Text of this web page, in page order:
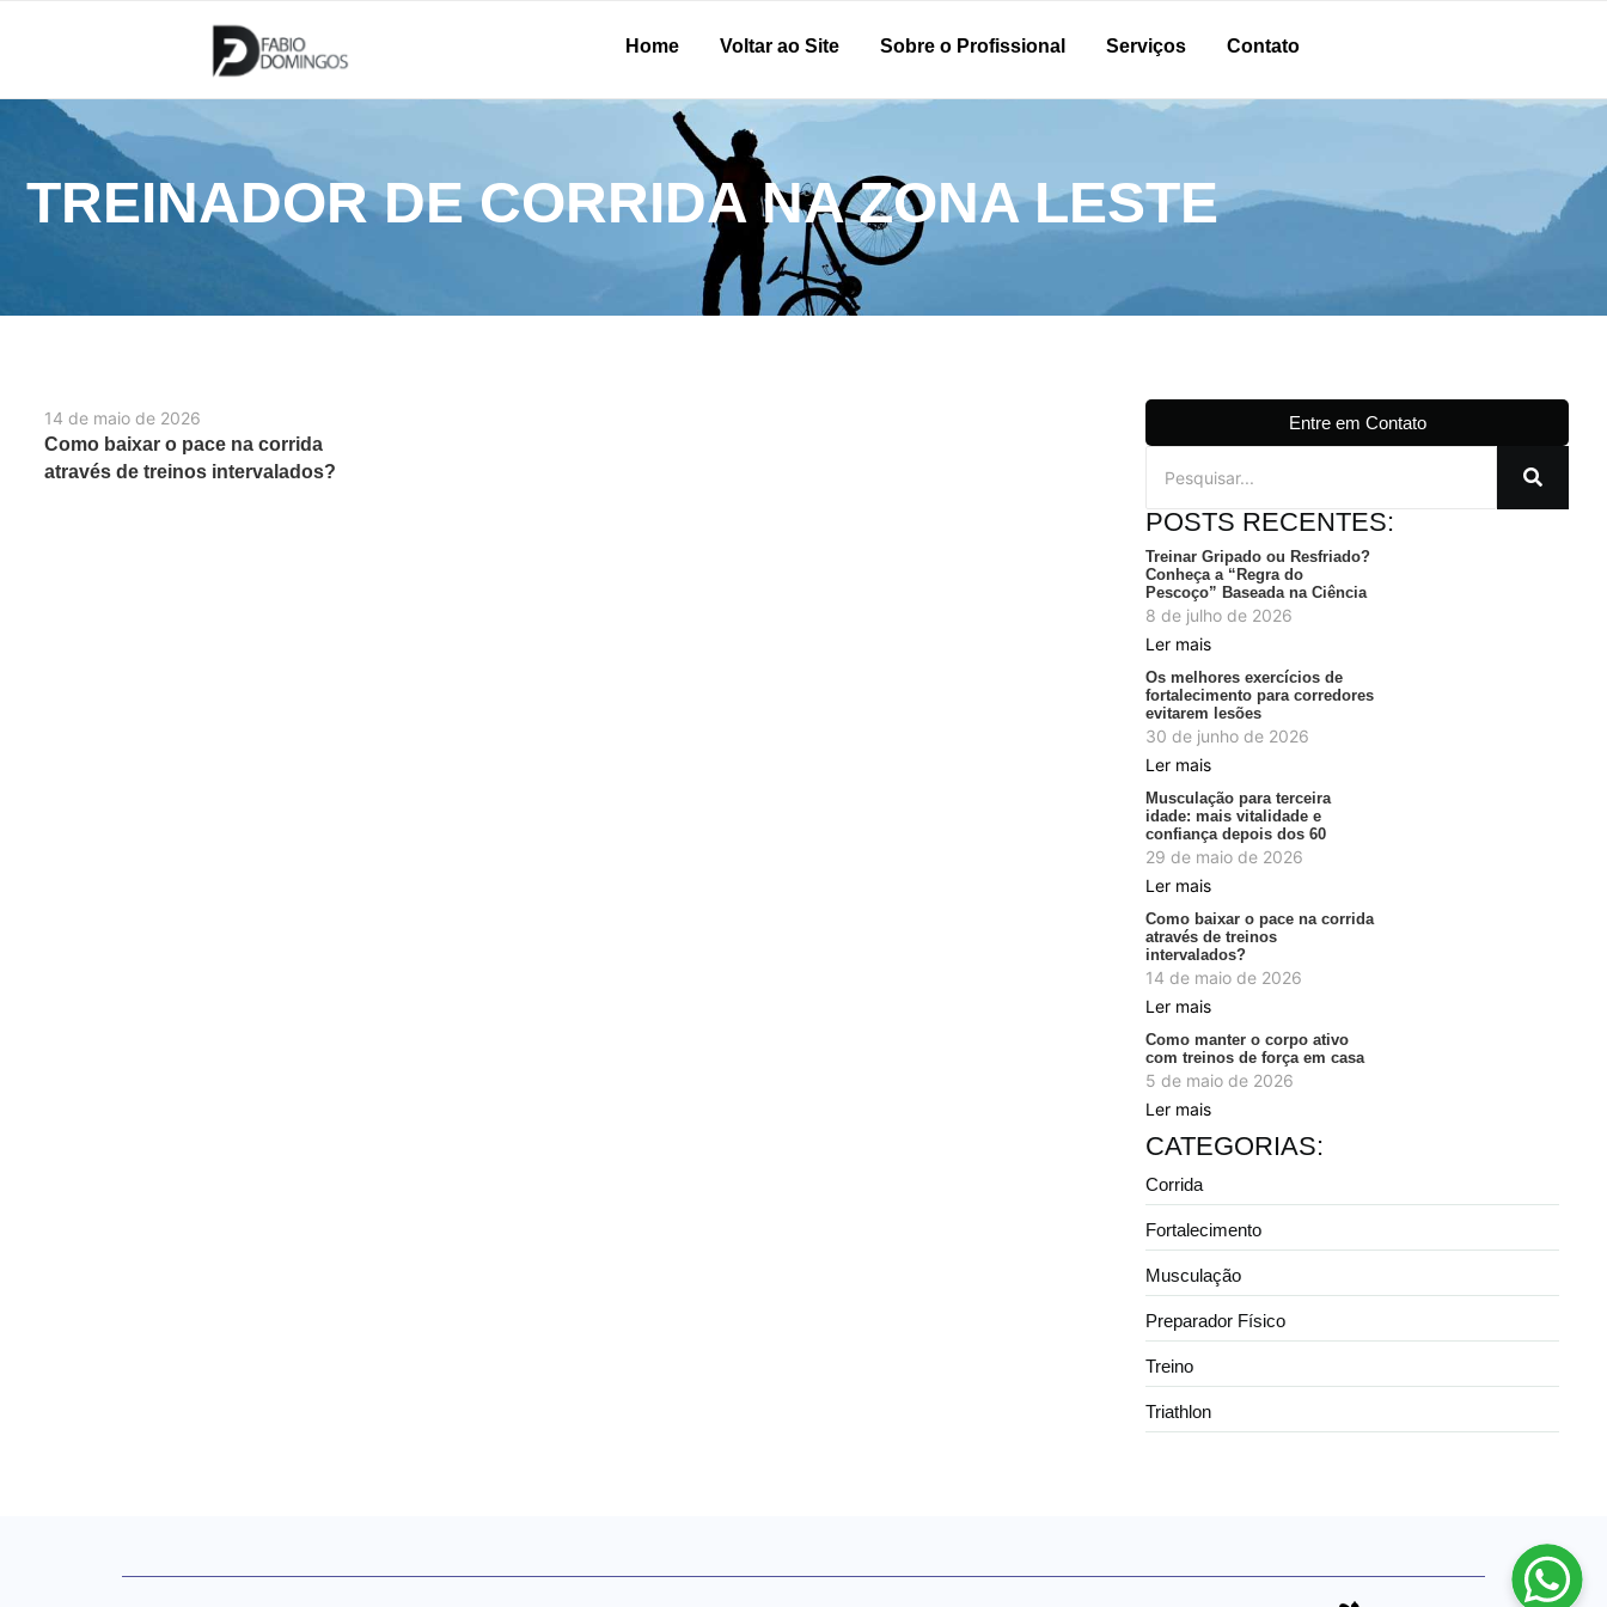
Home Voltar ao Site Sobre o Profissional Serviços Contato
TREINADOR DE CORRIDA NA ZONA LESTE
14 de maio de 2026
Como baixar o pace na corrida
através de treinos intervalados?
Entre em Contato
POSTS RECENTES:
Treinar Gripado ou Resfriado?
Conheça a “Regra do
Pescoço” Baseada na Ciência
8 de julho de 2026
Ler mais
Os melhores exercícios de
fortalecimento para corredores
evitarem lesões
30 de junho de 2026
Ler mais
Musculação para terceira
idade: mais vitalidade e
confiança depois dos 60
29 de maio de 2026
Ler mais
Como baixar o pace na corrida
através de treinos
intervalados?
14 de maio de 2026
Ler mais
Como manter o corpo ativo
com treinos de força em casa
5 de maio de 2026
Ler mais
CATEGORIAS:
Corrida
Fortalecimento
Musculação
Preparador Físico
Treino
Triathlon